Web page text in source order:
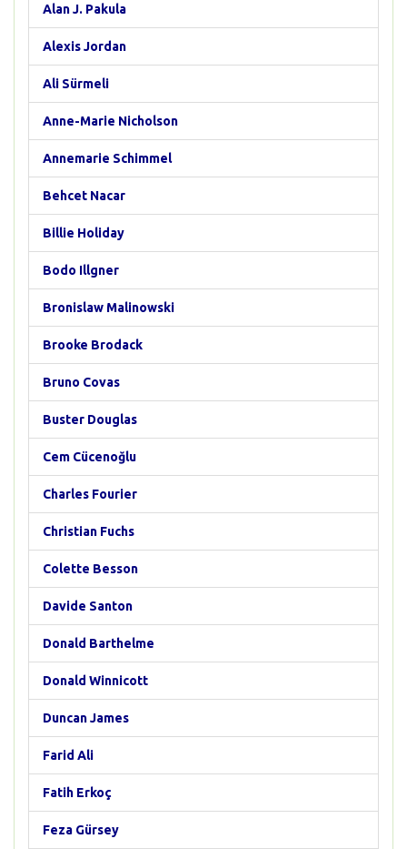
Alan J. Pakula
Alexis Jordan
Ali Sürmeli
Anne-Marie Nicholson
Annemarie Schimmel
Behcet Nacar
Billie Holiday
Bodo Illgner
Bronislaw Malinowski
Brooke Brodack
Bruno Covas
Buster Douglas
Cem Cücenoğlu
Charles Fourier
Christian Fuchs
Colette Besson
Davide Santon
Donald Barthelme
Donald Winnicott
Duncan James
Farid Ali
Fatih Erkoç
Feza Gürsey